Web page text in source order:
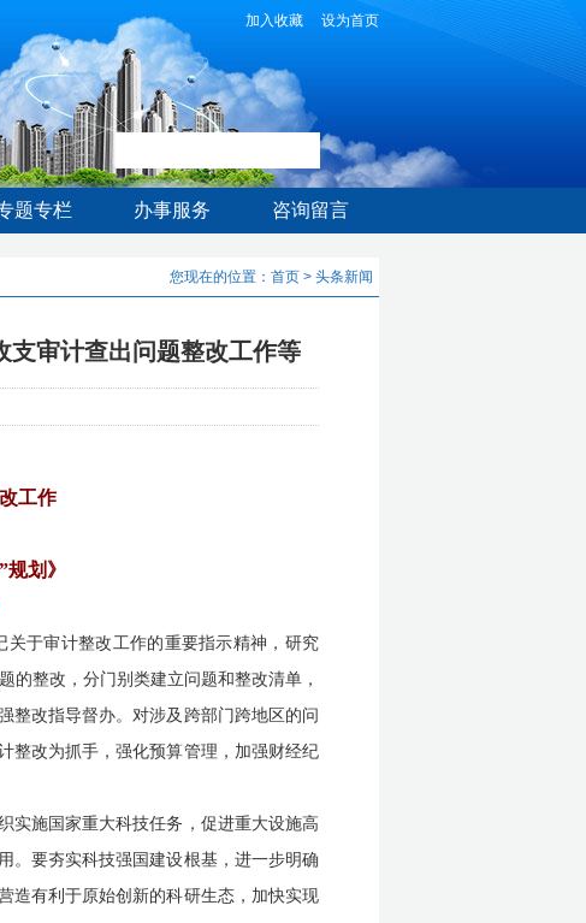
设为首页
加入收藏
题专栏 办事服务 咨询留言
您现在的位置： 首页 > 头条新闻
支审计查出问题整改工作等
工作
划》
于审计整改工作的重要指示精神，研究
的整改，分门别类建立问题和整改清单，
整改指导督办。对涉及跨部门跨地区的问
整改为抓手，强化预算管理，加强财经纪
实施国家重大科技任务，促进重大设施高
。要夯实科技强国建设根基，进一步明确
造有利于原始创新的科研生态，加快实现